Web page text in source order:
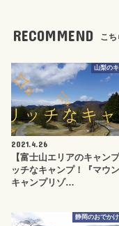
RECOMMEND こち
山梨の
2021.4.26
【富士山エリアのキャン
ッチなキャンプ！『マウ
キャンプリゾ…
静岡のおでか